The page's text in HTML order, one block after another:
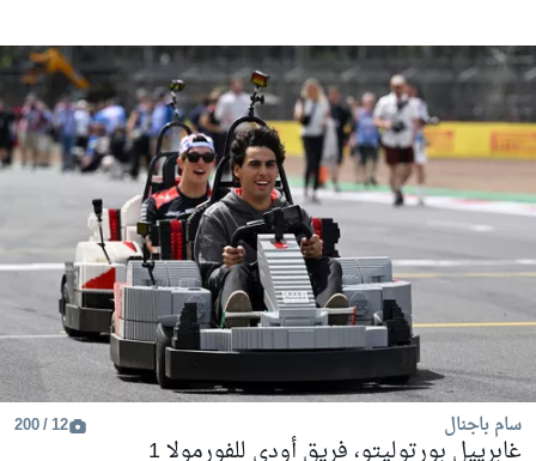
سام باجنال 12 / 200
غابرييل بورتوليتو، فريق أودي للفورمولا 1